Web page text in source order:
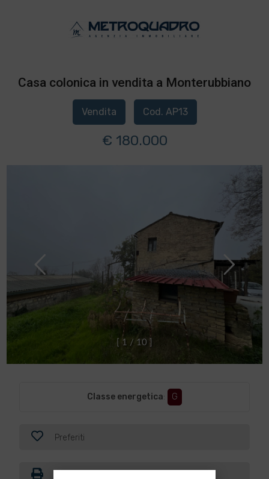
Casa colonica in vendita a Monterubbiano
Vendita Cod. AP13
€ 180.000
1 / 10
Classe energetica: G
Preferiti